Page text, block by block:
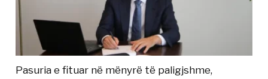
Pasuria e fituar në mënyrë të paligjshme,